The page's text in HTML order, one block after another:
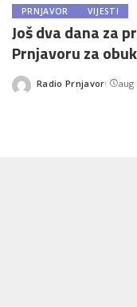
PRNJAVOR VIJESTI
Još dva dana za
Prnjavoru za
Posted
Radio Prnjavor aug